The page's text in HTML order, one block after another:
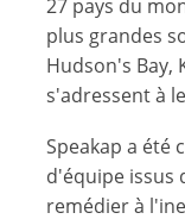
27 pays du
plus grandes
Hudson's Bay,
s'adressent à
Speakap a été
d'équipe issus
remédier à